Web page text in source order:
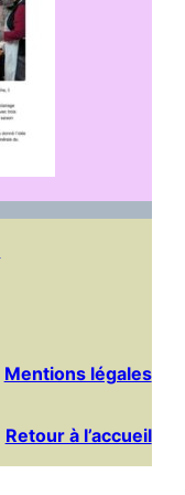
Mentions légales
Retour à l’accueil